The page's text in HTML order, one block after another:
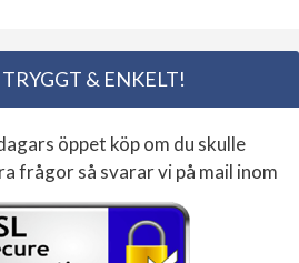
& ENKELT!
öppet köp om du skulle
frågor så svarar vi på mail inom